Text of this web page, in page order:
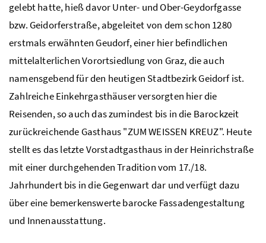
gelebt hatte, hieß davor Unter- und Ober-Geydorfgasse
bzw. Geidorferstraße, abgeleitet von dem schon 1280
erstmals erwähnten Geudorf, einer hier befindlichen
mittelalterlichen Vorortsiedlung von Graz, die auch
namensgebend für den heutigen Stadtbezirk Geidorf ist.
Zahlreiche Einkehrgasthäuser versorgten hier die
Reisenden, so auch das zumindest bis in die Barockzeit
zurückreichende Gasthaus "ZUM WEISSEN KREUZ". Heute
stellt es das letzte Vorstadtgasthaus in der Heinrichstraße
mit einer durchgehenden Tradition vom 17./18.
Jahrhundert bis in die Gegenwart dar und verfügt dazu
über eine bemerkenswerte barocke Fassadengestaltung
und Innenausstattung.